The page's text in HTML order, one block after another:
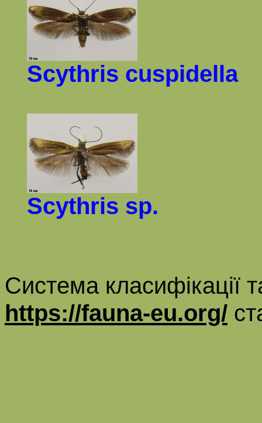
Scythris cuspidella
Scythris sp.
Система класифікації
https://fauna-eu.org/